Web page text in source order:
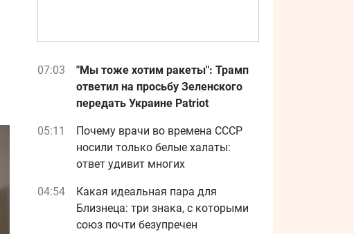
07:03
"Мы тоже хотим ракеты": Трамп
ответил на просьбу Зеленского
передать Украине Patriot
05:11
Почему врачи во времена СССР
носили только белые халаты:
ответ удивит многих
04:54
Какая идеальная пара для
Близнеца: три знака, с которыми
союз почти безупречен